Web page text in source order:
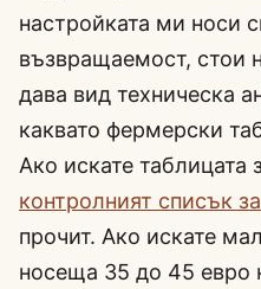
настройката ми носи
възвращаемост, стои
дава вид техническа
каквато фермерски
Ако искате таблицата
контролният списък
прочит. Ако искате
носеща 35 до 45 евро